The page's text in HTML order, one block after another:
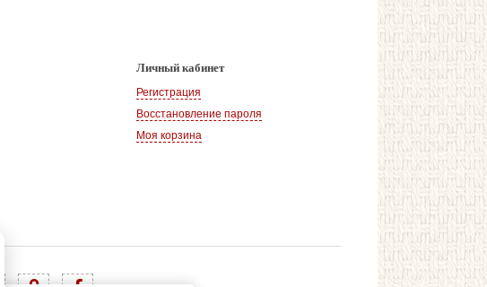
Личный кабинет
Регистрация
Восстановление пароля
Моя корзина